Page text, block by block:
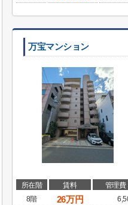
万宝マンション
所在階 賃料 管理費
8階
26万円